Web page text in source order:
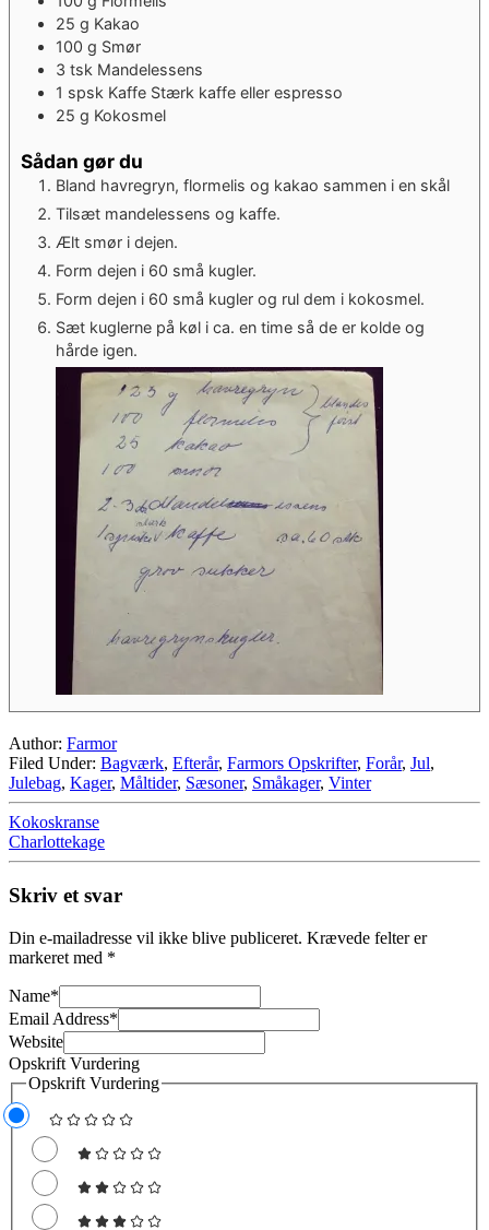
25 g Kakao
100 g Smør
3 tsk Mandelessens
1 spsk Kaffe Stærk kaffe eller espresso
25 g Kokosmel
Sådan gør du
Bland havregryn, flormelis og kakao sammen i en skål
Tilsæt mandelessens og kaffe.
Ælt smør i dejen.
Form dejen i 60 små kugler.
Form dejen i 60 små kugler og rul dem i kokosmel.
Sæt kuglerne på køl i ca. en time så de er kolde og
hårde igen.
Author: Farmor
Filed Under: Bagværk, Efterår, Farmors Opskrifter, Forår, Jul,
Julebag, Kager, Måltider, Sæsoner, Småkager, Vinter
Kokoskranse
Charlottekage
Skriv et svar
Din e-mailadresse vil ikke blive publiceret. Krævede felter er
markeret med *
Name*
Email Address*
Website
Opskrift Vurdering
Opskrift Vurdering